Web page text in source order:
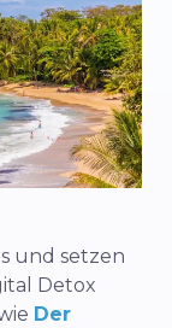
und setzen
Detox
Der